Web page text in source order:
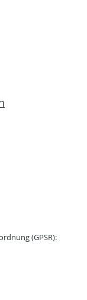
(GPSR):